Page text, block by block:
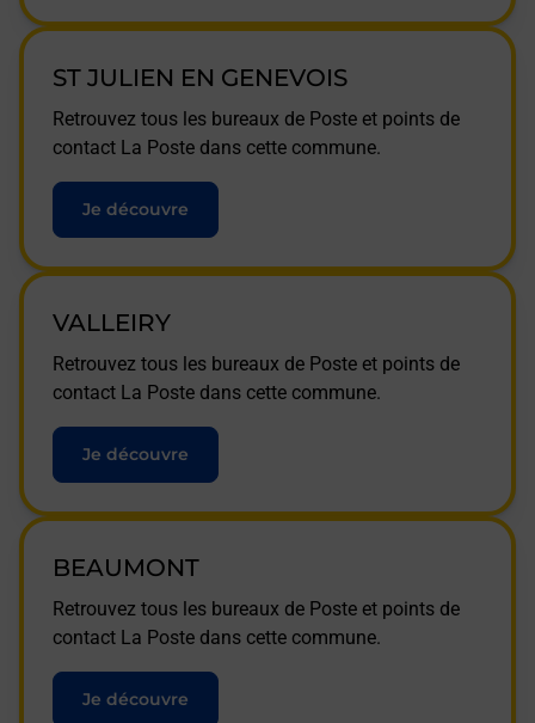
ST JULIEN EN GENEVOIS
Retrouvez tous les bureaux de Poste et points de
contact La Poste dans cette commune.
Je découvre
VALLEIRY
Retrouvez tous les bureaux de Poste et points de
contact La Poste dans cette commune.
Je découvre
BEAUMONT
Retrouvez tous les bureaux de Poste et points de
contact La Poste dans cette commune.
Je découvre